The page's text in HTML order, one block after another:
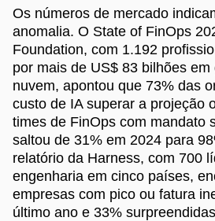
Os números de mercado
anomalia. O State of FinOps
Foundation, com 1.192
por mais de US$ 83 bilhões
nuvem, apontou que 73% das
custo de IA superar a projeção
times de FinOps com mandato
saltou de 31% em 2024 para
relatório da Harness, com 700
engenharia em cinco países,
empresas com pico ou fatura
último ano e 33%